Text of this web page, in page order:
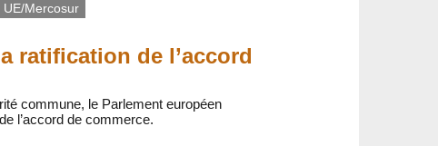
UE/Mercosur
ratification de l’accord
commune, le Parlement européen
l’accord de commerce.